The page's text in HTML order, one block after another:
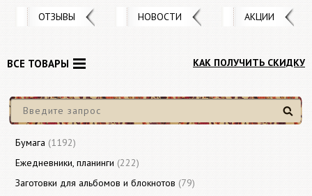
ОТЗЫВЫ НОВОСТИ АКЦИИ
КАК ПОЛУЧИТЬ СКИДКУ
Найти
ВСЕ ТОВАРЫ
Бумага (1192)
Ежедневники, планинги (222)
Заготовки для альбомов и блокнотов (79)